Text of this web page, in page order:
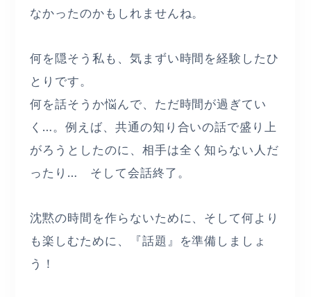
なかったのかもしれませんね。
何を隠そう私も、気まずい時間を経験したひ
とりです。
何を話そうか悩んで、ただ時間が過ぎてい
く…。例えば、共通の知り合いの話で盛り上
がろうとしたのに、相手は全く知らない人だ
ったり… そして会話終了。
沈黙の時間を作らないために、そして何より
も楽しむために、『話題』を準備しましょ
う！